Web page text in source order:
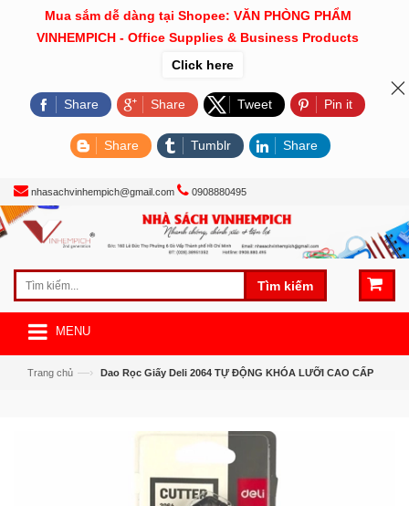
nhasachvinhempich@gmail.com 0908880495
Tìm kiếm
MENU
Trang chủ —› Dao Rọc Giấy Deli 2064 TỰ ĐỘNG KHÓA LƯỠI CAO CẤP
Mua sắm dễ dàng tại Shopee: VĂN PHÒNG PHẨM
VINHEMPICH - Office Supplies & Business Products
Click here
Share Share Tweet Pin it
Share Tumblr Share